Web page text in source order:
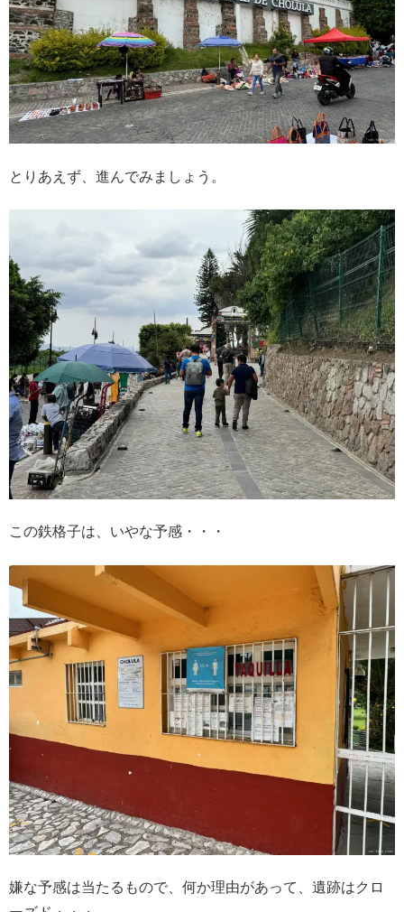
とりあえず、進んでみましょう。
この鉄格子は、いやな予感・・・
嫌な予感は当たるもので、何か理由があって、遺跡はクロ